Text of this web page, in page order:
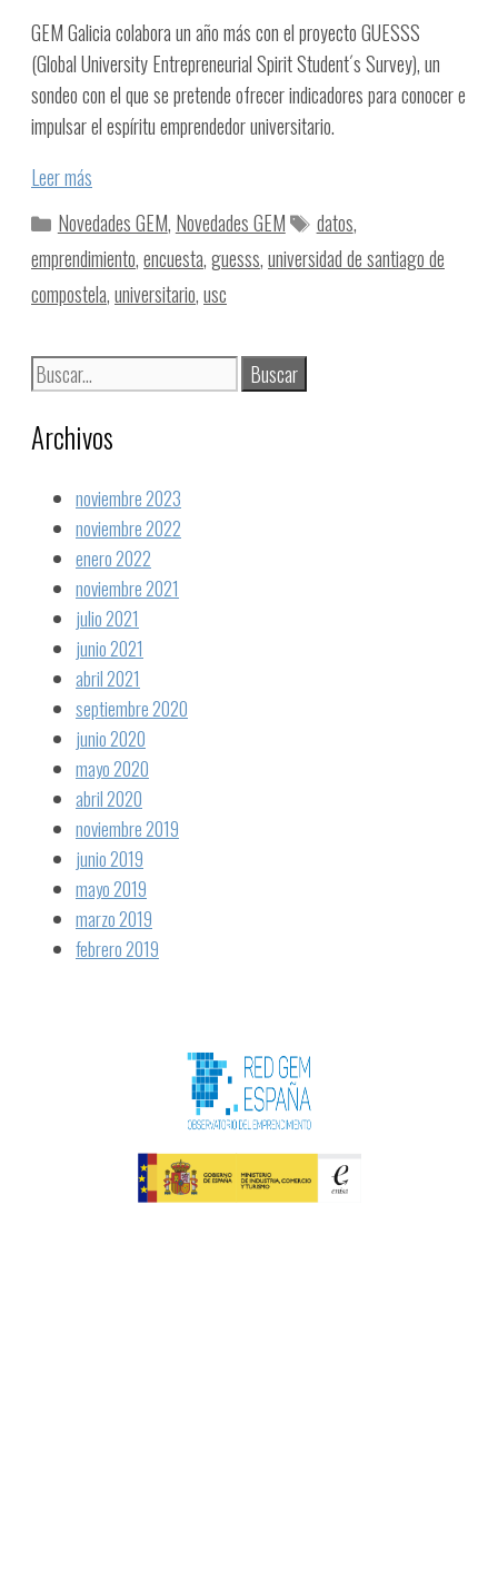
GEM Galicia colabora un año más con el proyecto GUESSS
(Global University Entrepreneurial Spirit Student´s Survey), un
sondeo con el que se pretende ofrecer indicadores para conocer e
impulsar el espíritu emprendedor universitario.
Leer más
Novedades GEM, Novedades GEM datos,
emprendimiento,encuesta,guesss,universidad de santiago de
compostela,universitario,usc
Archivos
noviembre 2023
noviembre 2022
enero 2022
noviembre 2021
julio 2021
junio 2021
abril 2021
septiembre 2020
junio 2020
mayo 2020
abril 2020
noviembre 2019
junio 2019
mayo 2019
marzo 2019
febrero 2019